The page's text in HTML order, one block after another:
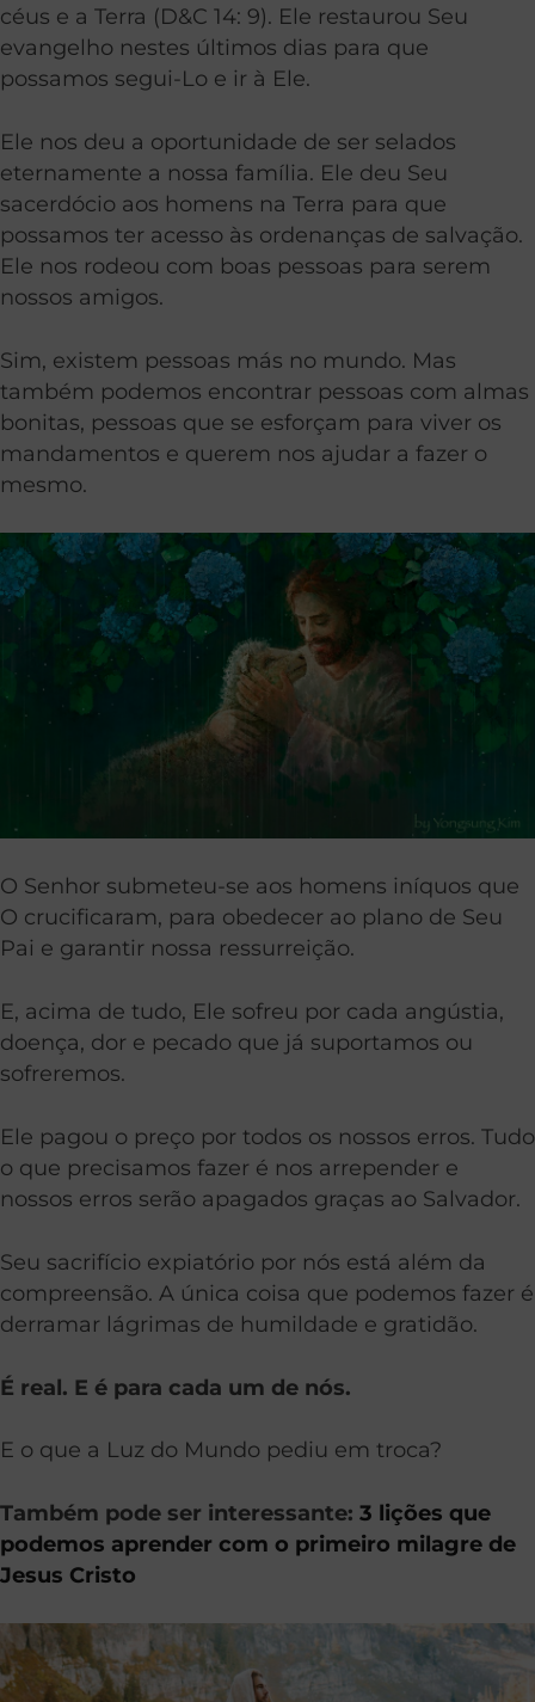
céus e a Terra (D&C 14: 9). Ele restaurou Seu
evangelho nestes últimos dias para que
possamos segui-Lo e ir à Ele.
Ele nos deu a oportunidade de ser selados
eternamente a nossa família. Ele deu Seu
sacerdócio aos homens na Terra para que
possamos ter acesso às ordenanças de salvação.
Ele nos rodeou com boas pessoas para serem
nossos amigos.
Sim, existem pessoas más no mundo. Mas
também podemos encontrar pessoas com almas
bonitas, pessoas que se esforçam para viver os
mandamentos e querem nos ajudar a fazer o
mesmo.
O Senhor submeteu-se aos homens iníquos que
O crucificaram, para obedecer ao plano de Seu
Pai e garantir nossa ressurreição.
E, acima de tudo, Ele sofreu por cada angústia,
doença, dor e pecado que já suportamos ou
sofreremos.
Ele pagou o preço por todos os nossos erros. Tudo
o que precisamos fazer é nos arrepender e
nossos erros serão apagados graças ao Salvador.
Seu sacrifício expiatório por nós está além da
compreensão. A única coisa que podemos fazer é
derramar lágrimas de humildade e gratidão.
É real. E é para cada um de nós.
E o que a Luz do Mundo pediu em troca?
Também pode ser interessante: 3 lições que
podemos aprender com o primeiro milagre de
Jesus Cristo